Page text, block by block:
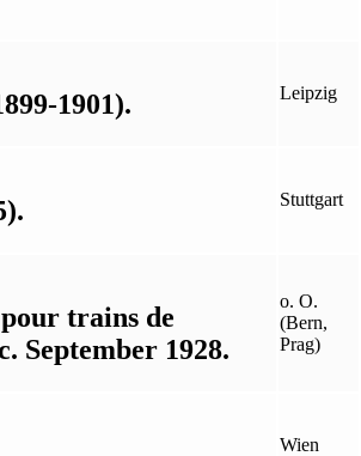
1901). Leipzig
Stuttgart
trains de
September 1928.
o. O.
(Bern,
Prag)
Wien